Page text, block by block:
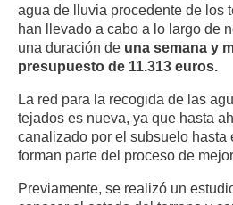
agua de lluvia procedente de los
han llevado a cabo a lo largo de
una duración de una semana y
presupuesto de 11.313 euros.
La red para la recogida de las
tejados es nueva, ya que hasta
canalizado por el subsuelo hasta
forman parte del proceso de
Previamente, se realizó un